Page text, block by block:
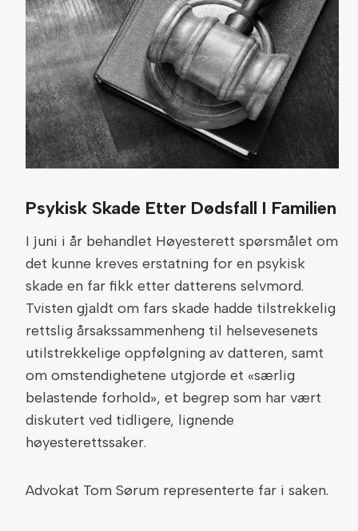
Psykisk Skade Etter Dødsfall I Familien
I juni i år behandlet Høyesterett spørsmålet om
det kunne kreves erstatning for en psykisk
skade en far fikk etter datterens selvmord.
Tvisten gjaldt om fars skade hadde tilstrekkelig
rettslig årsakssammenheng til helsevesenets
utilstrekkelige oppfølgning av datteren, samt
om omstendighetene utgjorde et «særlig
belastende forhold», et begrep som har vært
diskutert ved tidligere, lignende
høyesterettssaker.
Advokat Tom Sørum representerte far i saken.